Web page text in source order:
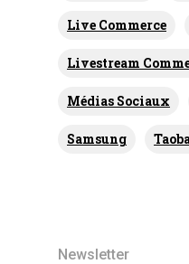
Live Commerce
Livestream
Médias Sociaux
Samsung
Newsletter